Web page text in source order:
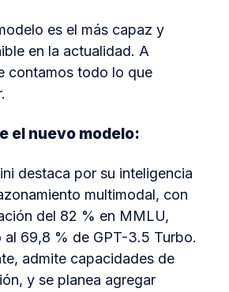
es el más capaz y
en la actualidad. A
contamos todo lo que
el nuevo modelo:
destaca por su inteligencia
multimodal, con
del 82 % en MMLU,
al 69,8 % de GPT-3.5 Turbo.
admite capacidades de
y se planea agregar